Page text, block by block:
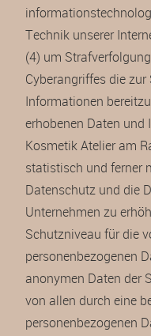
Technik unserer
(4) um
Cyberangriffes die
Informationen
erhobenen Daten
Kosmetik Atelier am
statistisch und ferner
Datenschutz und die
Unternehmen zu
Schutzniveau für die
personenbezogenen
anonymen Daten der
von allen durch eine
personenbezogenen